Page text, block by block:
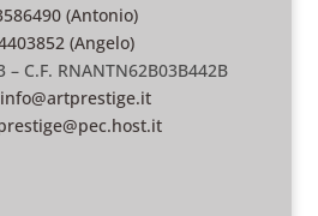
(Antonio)
(Angelo)
– C.F. RNANTN62B03B442B
info@artprestige.it